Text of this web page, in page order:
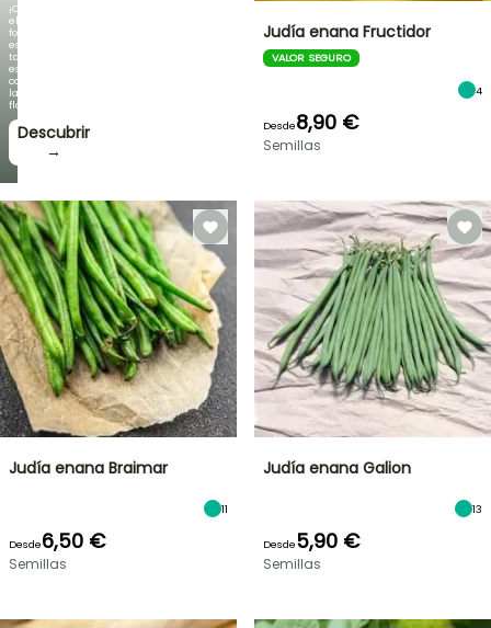
¡Cuando
el
follaje
es
tan
espectacular
como
la
floración!
Descubrir
→
Judía enana Fructidor
VALOR SEGURO
4
Desde8,90 €
Semillas
Judía enana Braimar
11
Desde6,50 €
Semillas
Judía enana Galion
13
Desde5,90 €
Semillas